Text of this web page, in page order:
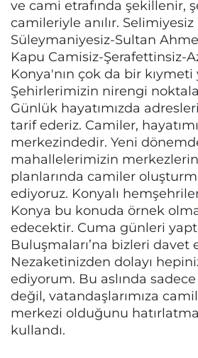
ve cami etrafında şekillenir,
camileriyle anılır.
Süleymaniyesiz-Sultan
Kapu Camisiz-Şerafettinsiz-
Konya'nın çok da bir kıymeti
Şehirlerimizin nirengi
Günlük hayatımızda
tarif ederiz. Camiler,
merkezindedir. Yeni
mahallelerimizin
planlarında camiler
ediyoruz. Konyalı
Konya bu konuda örnek
edecektir. Cuma günleri
Buluşmaları’na bizleri davet
Nezaketinizden dolayı
ediyorum. Bu aslında
değil, vatandaşlarımıza
merkezi olduğunu
kullandı.